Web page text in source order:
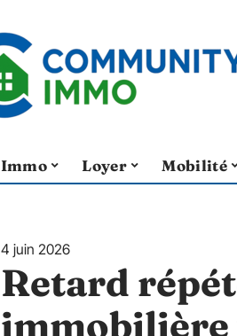
Immo Loyer Mobilité
4 juin 2026
Retard
immobilière